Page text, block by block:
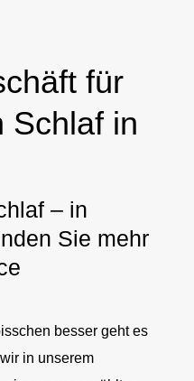
für
Schlaf in
– in
Sie mehr
besser geht es
in unserem